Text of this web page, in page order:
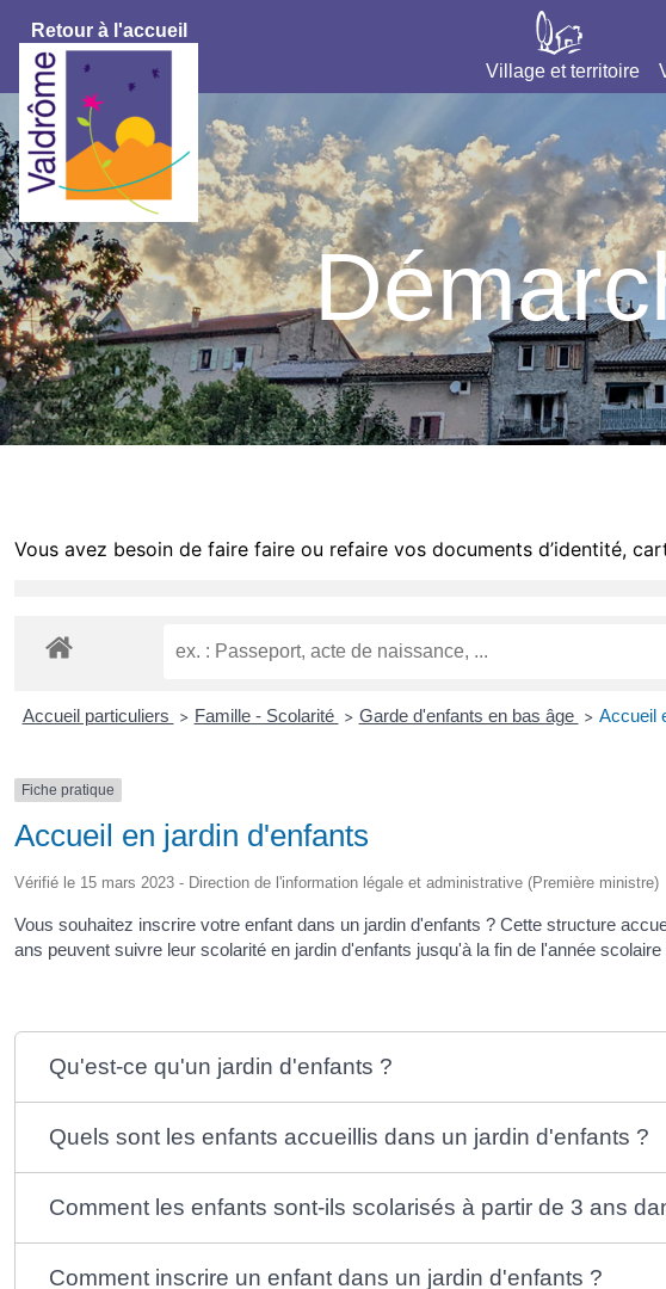
Retour à l'accueil
Village et territoire
Vous avez besoin de faire faire ou refaire vos documents d’identité,
Accueil particuliers > Famille - Scolarité > Garde d'enfants en bas âge > Accueil
Fiche pratique
Accueil en jardin d'enfants
Vérifié le 15 mars 2023 - Direction de l'information légale et administrative (Première ministre)
Vous souhaitez inscrire votre enfant dans un jardin d'enfants ? Cette structure
ans peuvent suivre leur scolarité en jardin d'enfants jusqu'à la fin de l'année scolaire
Qu'est-ce qu'un jardin d'enfants ?
Quels sont les enfants accueillis dans un jardin d'enfants ?
Comment les enfants sont-ils scolarisés à partir de 3 ans
Comment inscrire un enfant dans un jardin d'enfants ?